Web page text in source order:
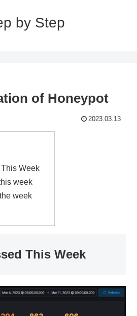
by Step
of Honeypot
2023.03.13
Week
week
week
This Week